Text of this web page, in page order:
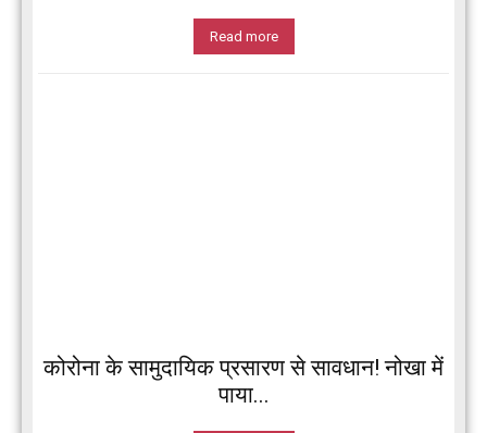
Read more
कोरोना के सामुदायिक प्रसारण से सावधान! नोखा में
पाया...